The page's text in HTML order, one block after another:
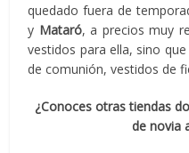
quedado fuera de
y Mataró, a precios muy
vestidos para ella, sino
de comunión, vestidos de
¿Conoces otras tiendas
de novia